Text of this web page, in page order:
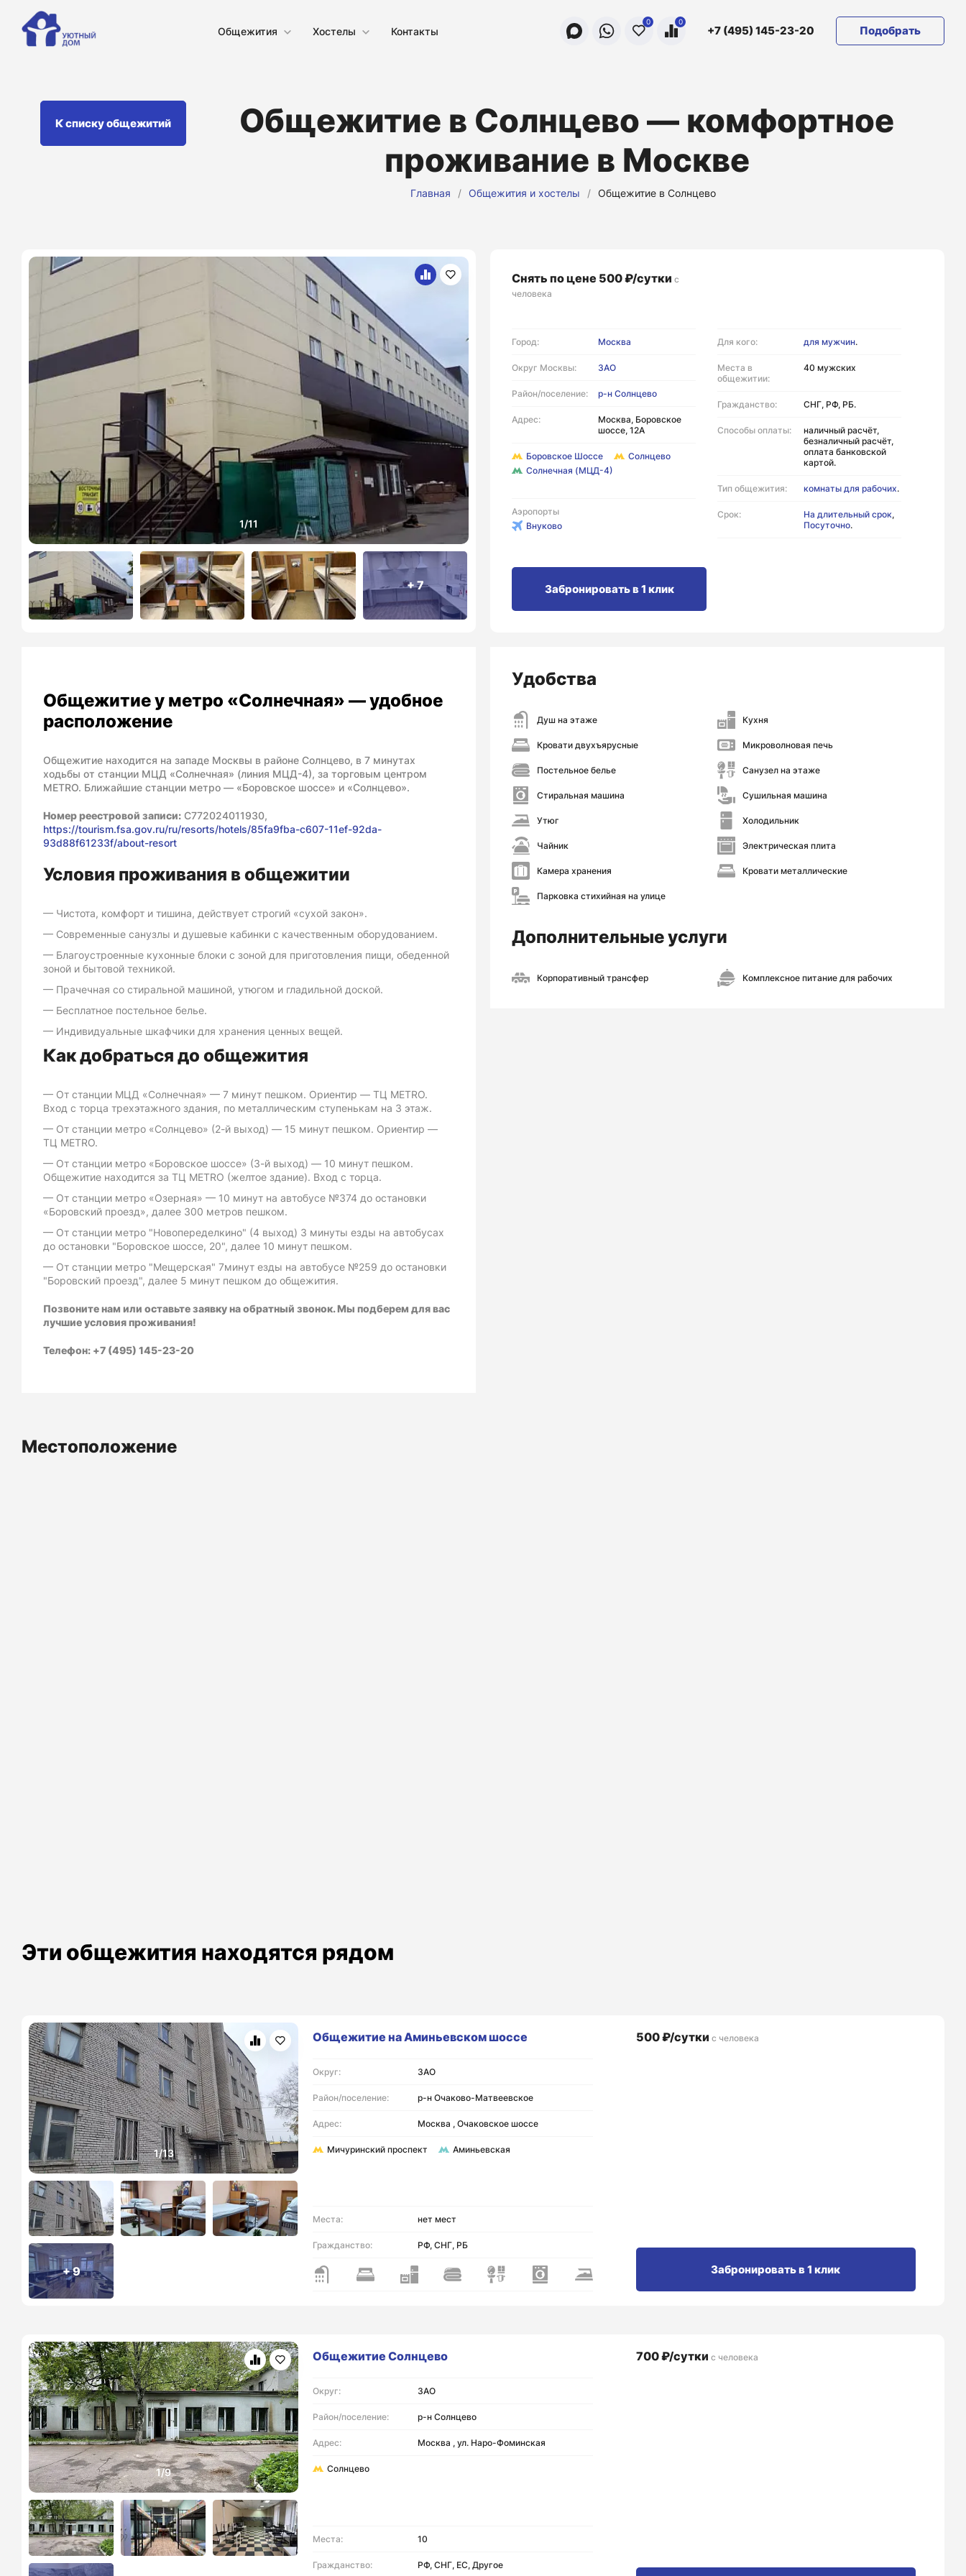
Общежития Хостелы Контакты
0 0
+7 (495) 145-23-20 Подобрать
К списку общежитий
Общежитие в Солнцево — комфортное
проживание в Москве
Главная / Общежития и хостелы / Общежитие в Солнцево
+ 7
Снять по цене 500 ₽/сутки с
человека
Город: Москва
Округ Москвы: ЗАО
Район/поселение: р-н Солнцево
Адрес:
Москва, Боровское
шоссе, 12А
Боровское Шоссе
Солнцево
Солнечная (МЦД-4)
Аэропорты
Внуково
Для кого: для мужчин.
Места в
общежитии:
40 мужских
Гражданство: СНГ, РФ, РБ.
Способы оплаты:
наличный расчёт,
безналичный расчёт,
оплата банковской
картой.
Тип общежития: комнаты для рабочих.
Срок: На длительный срок,
Посуточно.
Забронировать в 1 клик
Общежитие у метро «Солнечная» — удобное
расположение
Общежитие находится на западе Москвы в районе Солнцево, в 7 минутах
ходьбы от станции МЦД «Солнечная» (линия МЦД-4), за торговым центром
METRO. Ближайшие станции метро — «Боровское шоссе» и «Солнцево».
Номер реестровой записи: С772024011930,
https://tourism.fsa.gov.ru/ru/resorts/hotels/85fa9fba-c607-11ef-92da-
93d88f61233f/about-resort
Условия проживания в общежитии
Чистота, комфорт и тишина, действует строгий «сухой закон».
Современные санузлы и душевые кабинки с качественным оборудованием.
Благоустроенные кухонные блоки с зоной для приготовления пищи, обеденной
зоной и бытовой техникой.
Прачечная со стиральной машиной, утюгом и гладильной доской.
Бесплатное постельное белье.
Индивидуальные шкафчики для хранения ценных вещей.
Как добраться до общежития
От станции МЦД «Солнечная» — 7 минут пешком. Ориентир — ТЦ METRO.
Вход с торца трехэтажного здания, по металлическим ступенькам на 3 этаж.
От станции метро «Солнцево» (2-й выход) — 15 минут пешком. Ориентир —
ТЦ METRO.
От станции метро «Боровское шоссе» (3-й выход) — 10 минут пешком.
Общежитие находится за ТЦ METRO (желтое здание). Вход с торца.
От станции метро «Озерная» — 10 минут на автобусе №374 до остановки
«Боровский проезд», далее 300 метров пешком.
От станции метро "Новопеределкино" (4 выход) 3 минуты езды на автобусах
до остановки "Боровское шоссе, 20", далее 10 минут пешком.
От станции метро "Мещерская" 7минут езды на автобусе №259 до остановки
"Боровский проезд", далее 5 минут пешком до общежития.
Позвоните нам или оставьте заявку на обратный звонок. Мы подберем для вас
лучшие условия проживания!
Телефон: +7 (495) 145-23-20
Удобства
Душ на этаже Кухня
Кровати двухъярусные Микроволновая печь
Постельное белье Санузел на этаже
Стиральная машина Сушильная машина
Утюг Холодильник
Чайник Электрическая плита
Камера хранения Кровати металлические
Парковка стихийная на улице
Дополнительные услуги
Корпоративный трансфер Комплексное питание для рабочих
Местоположение
Эти общежития находятся рядом
+ 9
Общежитие на Аминьевском шоссе
Округ: ЗАО
Район/поселение: р-н Очаково-Матвеевское
Адрес: Москва , Очаковское шоссе
Мичуринский проспект Аминьевская
Места: нет мест
Гражданство: РФ, СНГ, РБ
500 ₽/сутки с человека
Забронировать в 1 клик
Общежитие Солнцево
Округ: ЗАО
Район/поселение: р-н Солнцево
Адрес: Москва , ул. Наро-Фоминская
Солнцево
Места: 10
Гражданство: РФ, СНГ, ЕС, Другое
700 ₽/сутки с человека